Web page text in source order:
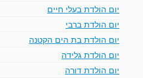
יום הולדת בעלי חיים
יום הולדת ברבי
יום הולדת בת הים הקטנה
יום הולדת גלידה
יום הולדת דורה